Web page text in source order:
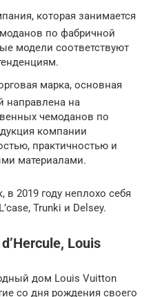
которая занимается
по фабричной
модели соответствуют
марка, основная
направлена на
чемоданов по
компании
практичностью и
материалами.
2019 году неплохо себя
Trunki и Delsey.
Louis
дом Louis Vuitton
со дня рождения своего